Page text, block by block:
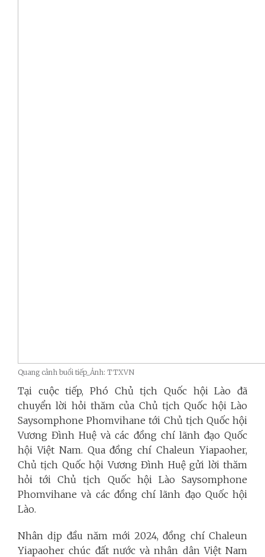
Quang cảnh buổi tiếp_Ảnh: TTXVN
Tại cuộc tiếp, Phó Chủ tịch Quốc hội Lào đã
chuyển lời hỏi thăm của Chủ tịch Quốc hội Lào
Saysomphone Phomvihane tới Chủ tịch Quốc hội
Vương Đình Huệ và các đồng chí lãnh đạo Quốc
hội Việt Nam. Qua đồng chí Chaleun Yiapaoher,
Chủ tịch Quốc hội Vương Đình Huệ gửi lời thăm
hỏi tới Chủ tịch Quốc hội Lào Saysomphone
Phomvihane và các đồng chí lãnh đạo Quốc hội
Lào.
Nhân dịp đầu năm mới 2024, đồng chí Chaleun
Yiapaoher chúc đất nước và nhân dân Việt Nam